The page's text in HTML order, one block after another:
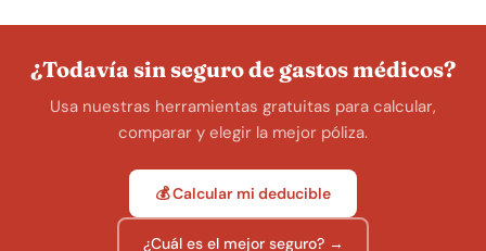
¿Todavía sin seguro de gastos médicos?
Usa nuestras herramientas gratuitas para calcular,
comparar y elegir la mejor póliza.
💰 Calcular mi deducible
¿Cuál es el mejor seguro? →